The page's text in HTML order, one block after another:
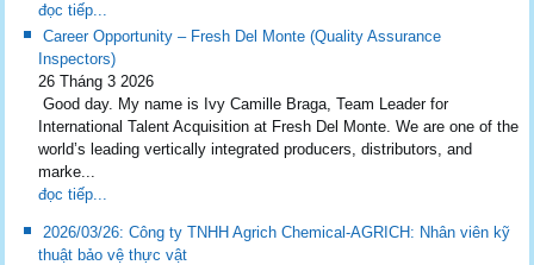
đọc tiếp...
Career Opportunity – Fresh Del Monte (Quality Assurance
Inspectors)
26 Tháng 3 2026
Good day. My name is Ivy Camille Braga, Team Leader for
International Talent Acquisition at Fresh Del Monte. We are one of the
world’s leading vertically integrated producers, distributors, and
marke...
đọc tiếp...
2026/03/26: Công ty TNHH Agrich Chemical-AGRICH: Nhân viên kỹ
thuật bảo vệ thực vật